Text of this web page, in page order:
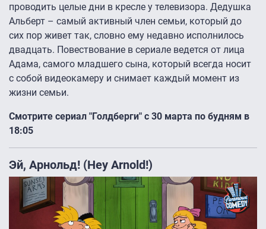
проводить целые дни в кресле у телевизора. Дедушка
Альберт – самый активный член семьи, который до
сих пор живет так, словно ему недавно исполнилось
двадцать. Повествование в сериале ведется от лица
Адама, самого младшего сына, который всегда носит
с собой видеокамеру и снимает каждый момент из
жизни семьи.
Смотрите сериал "Голдберги" с 30 марта по будням в
18:05
Эй, Арнольд! (Hey Arnold!)